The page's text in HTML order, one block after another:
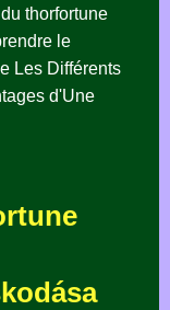
thorfortune
le
Les Différents
d'Une